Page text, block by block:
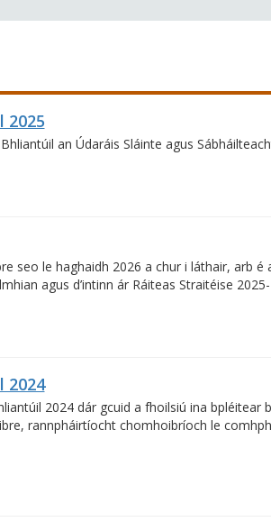
2025
an Údaráis Sláinte agus
seo le haghaidh 2026 a chur i láthair, arb
agus d’intinn ár Ráiteas Straitéise
2024
2024 dár gcuid a fhoilsiú ina bpléitear
rannpháirtíocht chomhoibríoch le